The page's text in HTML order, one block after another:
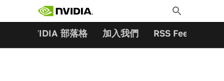
Toggle
Search
NVIDIA 部落格 加入我們 RSS Feeds